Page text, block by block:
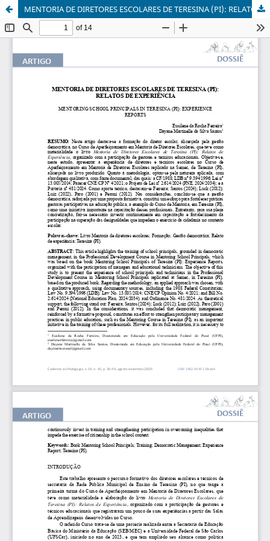
MENTORIA DE DIRETORES ESCOLARES DE TERESINA (PI): RELATOS DE EXPERIÊNCIA